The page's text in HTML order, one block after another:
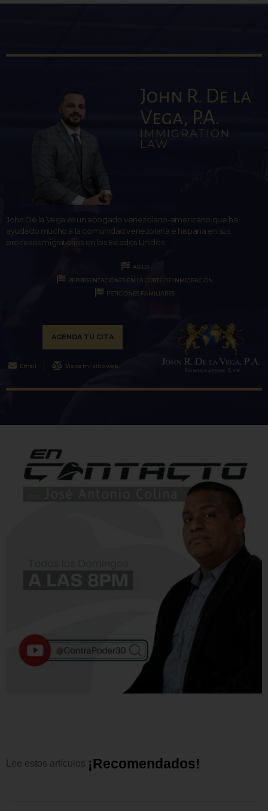
John R. De la
Vega, P.A.
IMMIGRATION
LAW
John De la Vega es un abogado venezolano-americano que ha
ayudado mucho a la comunidad venezolana e hispana en sus
procesos migratorios en los Estados Unidos.
ASILO
REPRESENTACIONES EN LA CORTE DE INMIGRACIÓN
PETICIONES FAMILIARES
AGENDA TU CITA
Email Visita mi sitio web
Lee estos artículos ¡Recomend ad os!